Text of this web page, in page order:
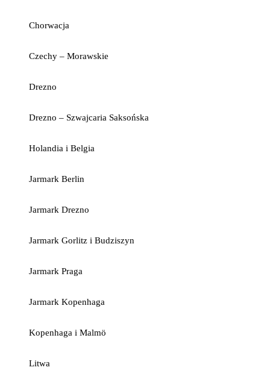
Chorwacja
Czechy – Morawskie
Drezno
Drezno – Szwajcaria Saksońska
Holandia i Belgia
Jarmark Berlin
Jarmark Drezno
Jarmark Gorlitz i Budziszyn
Jarmark Praga
Jarmark Kopenhaga
Kopenhaga i Malmö
Litwa